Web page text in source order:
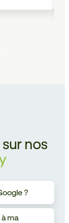
nos
?
ma